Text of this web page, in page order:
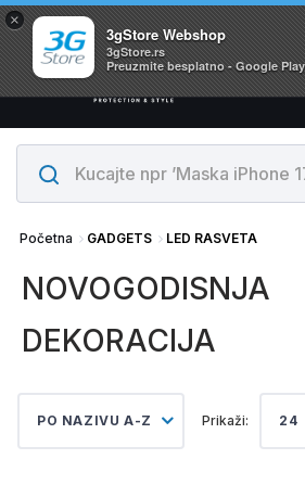
×
3gStore Webshop
3gStore.rs
Preuzmite besplatno - Google Play
Svi proizvodi su na lageru.
Početna GADGETS LED RASVETA
NOVOGODISNJA
DEKORACIJA
PO NAZIVU A-Z Prikaži: 24